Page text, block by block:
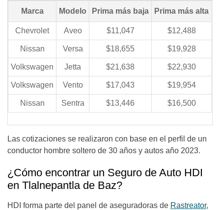
Marca Modelo Prima más baja Prima más alta
Chevrolet Aveo $11,047 $12,488
Nissan Versa $18,655 $19,928
Volkswagen Jetta $21,638 $22,930
Volkswagen Vento $17,043 $19,954
Nissan Sentra $13,446 $16,500
Las cotizaciones se realizaron con base en el perfil de un
conductor hombre soltero de 30 años y autos año 2023.
¿Cómo encontrar un Seguro de Auto HDI
en Tlalnepantla de Baz?
HDI forma parte del panel de aseguradoras de Rastreator,